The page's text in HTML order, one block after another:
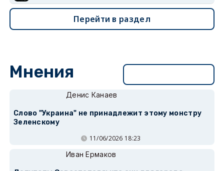
Перейти в раздел
Мнения
Денис Канаев
Слово "Украина" не принадлежит этому монстру
Зеленскому
11/06/2026 18:23
Иван Ермаков